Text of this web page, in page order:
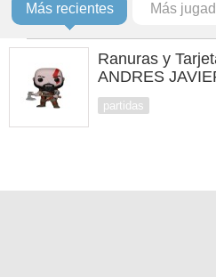
Más recientes Más
Ranuras y
ANDRES
partidas